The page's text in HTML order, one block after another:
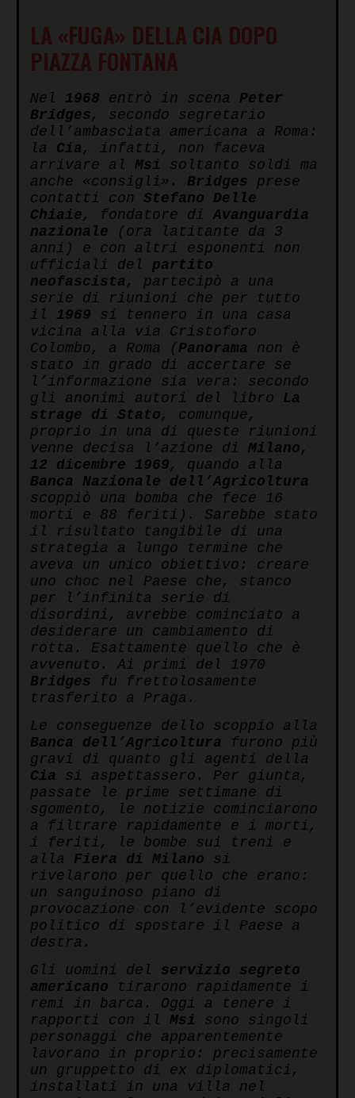
LA «FUGA» DELLA CIA DOPO
PIAZZA FONTANA
Nel 1968 entrò in scena Peter
Bridges , secondo segretario
dell’ambasciata americana a Roma:
la Cia , infatti, non faceva
arrivare al Msi soltanto soldi ma
anche «consigli». Bridges prese
contatti con Stefano Delle
Chiaie, fondatore di Avanguardia
nazionale (ora latitante da 3
anni) e con altri esponenti non
ufficiali del partito
neofascista , partecipò a una
serie di riunioni che per tutto
il 1969 si tennero in una casa
vicina alla via Cristoforo
Colombo, a Roma ( Panorama non è
stato in grado di accertare se
l’informazione sia vera: secondo
gli anonimi autori del libro La
strage di Stato, comunque,
proprio in una di queste riunioni
venne decisa l’azione di Milano,
12 dicembre 1969, quando alla
Banca Nazionale dell’Agricoltura
scoppiò una bomba che fece 16
morti e 88 feriti). Sarebbe stato
il risultato tangibile di una
strategia a lungo termine che
aveva un unico obiettivo: creare
uno choc nel Paese che, stanco
per l’infinita serie di
disordini, avrebbe cominciato a
desiderare un cambiamento di
rotta. Esattamente quello che è
avvenuto. Ai primi del 1970
Bridges fu frettolosamente
trasferito a Praga.
Le conseguenze dello scoppio alla
Banca dell’Agricoltura furono più
gravi di quanto gli agenti della
Cia si aspettassero. Per giunta,
passate le prime settimane di
sgomento, le notizie cominciarono
a filtrare rapidamente e i morti,
i feriti, le bombe sui treni e
alla Fiera di Milano si
rivelarono per quello che erano:
un sanguinoso piano di
provocazione con l’evidente scopo
politico di spostare il Paese a
destra.
Gli uomini del servizio
segreto
americano tirarono rapidamente i
remi in barca. Oggi a tenere i
rapporti con il Msi sono singoli
personaggi che apparentemente
lavorano in proprio: precisamente
un gruppetto di ex diplomatici,
installati in una villa nel